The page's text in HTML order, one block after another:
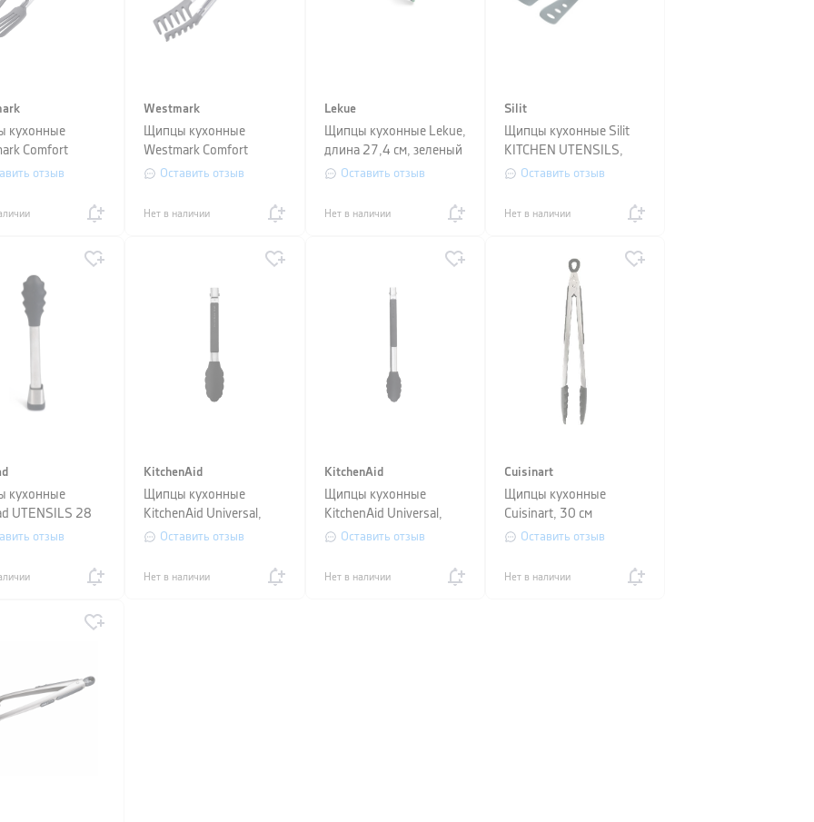
кухонные
Comfort
Maxi, длина 34
отзыв
Westmark
Щипцы кухонные
Westmark Comfort
Silicone Maxi, длина
Оставить отзыв
Нет в наличии
Lekue
Щипцы кухонные Lekue,
длина 27,4 см, зеленый
Оставить отзыв
Нет в наличии
Silit
Щипцы кухонные Silit
KITCHEN UTENSILS,
длина 30,5 см, черный
Оставить отзыв
Нет в наличии
кухонные
UTENSILS 28
отзыв
KitchenAid
Щипцы кухонные
KitchenAid Universal,
длина 24 см
Оставить отзыв
Нет в наличии
KitchenAid
Щипцы кухонные
KitchenAid Universal,
длина 30 см
Оставить отзыв
Нет в наличии
Cuisinart
Щипцы кухонные
Cuisinart, 30 см
Оставить отзыв
Нет в наличии